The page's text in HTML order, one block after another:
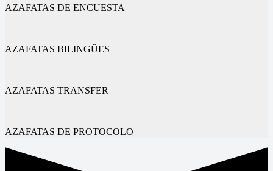
AZAFATAS DE ENCUESTA
AZAFATAS BILINGÜES
AZAFATAS TRANSFER
AZAFATAS DE PROTOCOLO